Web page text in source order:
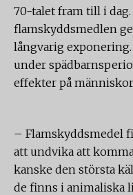
70-talet fram till i
flamskyddsmedlen
långvarig
under
effekter på
– Flamskyddsmedel
att undvika att
kanske den största
de finns i animaliska